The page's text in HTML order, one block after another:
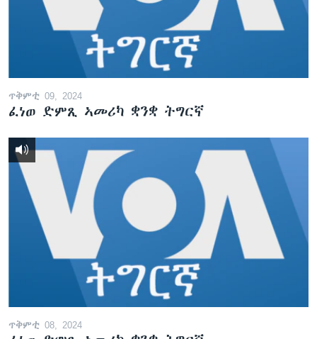
ጥቅምቲ 09, 2024
ፈነወ ድምጺ ኣመሪካ ቋንቋ ትግርኛ
ጥቅምቲ 08, 2024